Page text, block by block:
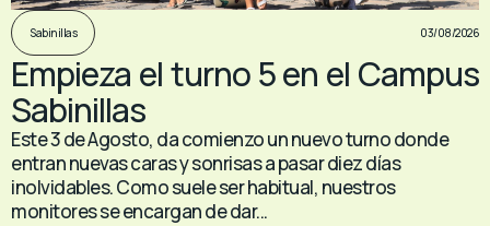
Sabinillas 03/08/2026
Empieza el turno 5 en el Campus
Sabinillas
Este 3 de Agosto, da comienzo un nuevo turno donde
entran nuevas caras y sonrisas a pasar diez días
inolvidables. Como suele ser habitual, nuestros
monitores se encargan de dar...